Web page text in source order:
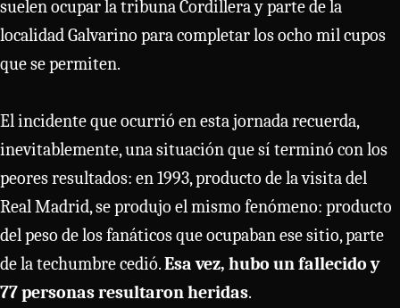
suelen ocupar la tribuna Cordillera y parte de la
localidad Galvarino para completar los ocho mil cupos
que se permiten.
El incidente que ocurrió en esta jornada recuerda,
inevitablemente, una situación que sí terminó con los
peores resultados: en 1993, producto de la visita del
Real Madrid, se produjo el mismo fenómeno: producto
del peso de los fanáticos que ocupaban ese sitio, parte
de la techumbre cedió.Esa vez, hubo un fallecido y
77 personas resultaron heridas.